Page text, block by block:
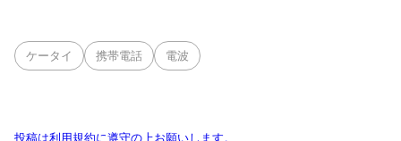
ケータイ 携帯電話 電波